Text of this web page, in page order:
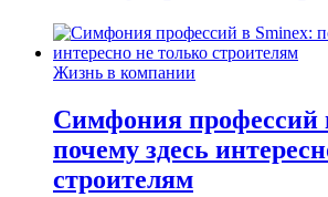
Жизнь в компании
Симфония профессий
почему здесь
строителям